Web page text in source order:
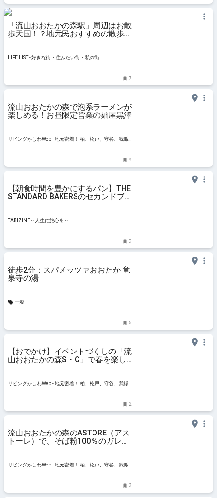
「流山おおたかの森駅」周辺はお散
歩天国！？地元民おすすめの散歩・
街
LIFE LIST - 好きな街・住みたい街・私の街
7
流山おおたかの森で泡系ラーメンが
楽しめる！お昼限定営業の麺屋黒澤
リビングかしわWeb - 地元密着！ 柏、松戸、守谷、我孫
9
【朝食時間を豊かにするパン】THE
STANDARD BAKERSのセカンドブ
～人生に旅心を～
TABIZINE～人生に旅心を～
9
徒歩2分：スパメッツァおおたか 竜
泉寺の湯
一般
5
【おでかけ】イベントづくしの「流
山おおたかの森S・C」で春を楽し
リビングかしわWeb - 地元密着！ 柏、松戸、守谷、我孫
2
流山おおたかの森のASTORE（アス
トーレ）で、そば粉100％のガレッ
リビングかしわWeb - 地元密着！ 柏、松戸、守谷、我孫
3